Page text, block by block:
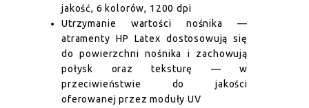
jakość, 6 kolorów, 1200 dpi
Utrzymanie wartości nośnika —
atramenty HP Latex dostosowują się
do powierzchni nośnika i zachowują
połysk oraz teksturę — w
przeciwieństwie do jakości
oferowanej przez moduły UV